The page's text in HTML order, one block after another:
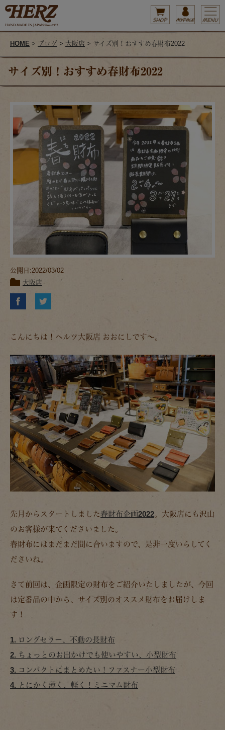
HOME > ブログ > 大阪店 > サイズ別！おすすめ春財布2022
サイズ別！おすすめ春財布2022
公開日:2022/03/02
大阪店
こんにちは！ヘルツ大阪店 おおにしです～。
先月からスタートしました春財布企画2022。大阪店にも沢山
のお客様が来てくださいました。
春財布にはまだまだ間に合いますので、是非一度いらしてく
ださいね。
さて前回は、企画限定の財布をご紹介いたしましたが、今回
は定番品の中から、サイズ別のオススメ財布をお届けしま
す！
1. ロングセラー、不動の長財布
2. ちょっとのお出かけでも使いやすい、小型財布
3. コンパクトにまとめたい！ファスナー小型財布
4. とにかく薄く、軽く！ミニマム財布